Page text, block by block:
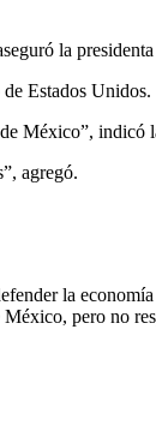
la
Estados Unidos.
México”, indicó
agregó.
la
pero no